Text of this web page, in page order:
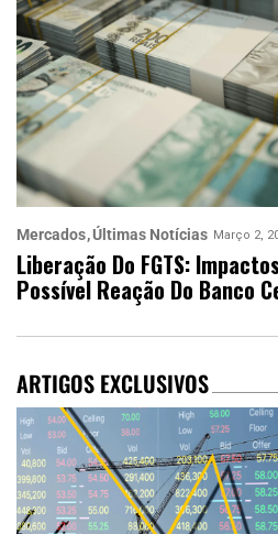
Mercados Últimas Notícias Março 2,
Liberação Do FGTS:
Possível Reação Do Banco
ARTIGOS EXCLUSIVOS